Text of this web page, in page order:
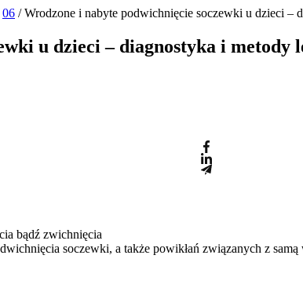
06 / Wrodzone i nabyte podwichnięcie soczewki u dzieci ‒
u dzieci ‒ diagnostyka i metody
bądź zwichnięcia
soczewki, a także powikłań związanych z samą